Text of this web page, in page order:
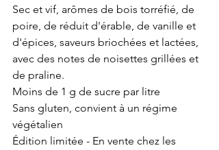
Sec et vif, arômes de bois torréfié, de
poire, de réduit d'érable, de vanille et
d'épices, saveurs briochées et lactées,
avec des notes de noisettes grillées et
de praline.
Moins de 1 g de sucre par litre
Sans gluten, convient à un régime
végétalien
Édition limitée - En vente chez les